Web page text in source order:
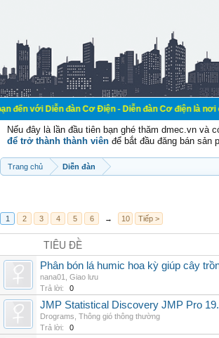
đàn Cơ Điện - Diễn đàn Cơ điện là nơi chia sẽ
Nếu đây là lần đầu tiên bạn ghé thăm dmec.vn và
để trở thành thành viên để bắt đầu đăng bán sản
Trang chủ Diễn đàn
1 2 3 4 5 6 → 10 Tiếp >
TIÊU ĐỀ
Phân bón lá humic hoa kỳ giúp cây
nana01
Giao lưu
Trả lời:
0
JMP Statistical Discovery JMP Pro
Drograms Thông gió thông thường
Trả lời:
0